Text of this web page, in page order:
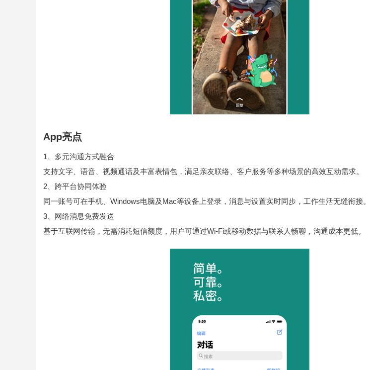
App亮点
1、多元沟通方式融合
支持文字、语音、视频通话及丰富表情包，满足亲友联络、客户服务等多种场景的高效互动需求。
2、跨平台协同体验
同一账号可在手机、Windows电脑及Mac等设备上登录，消息与设置实时同步，工作生活无缝衔接。
3、网络消息免费发送
基于互联网传输，无需消耗短信额度，用户可通过Wi-Fi或移动数据与联系人畅聊，沟通成本更低。